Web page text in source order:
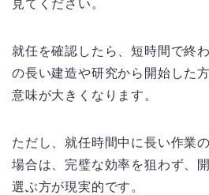
見てください。
就任を確認したら、短時間で終
の長い建造や研究から開始した
意味が大きくなります。
ただし、就任時間中に長い作業
場合は、完璧な効率を狙わず、
選ぶ方が現実的です。